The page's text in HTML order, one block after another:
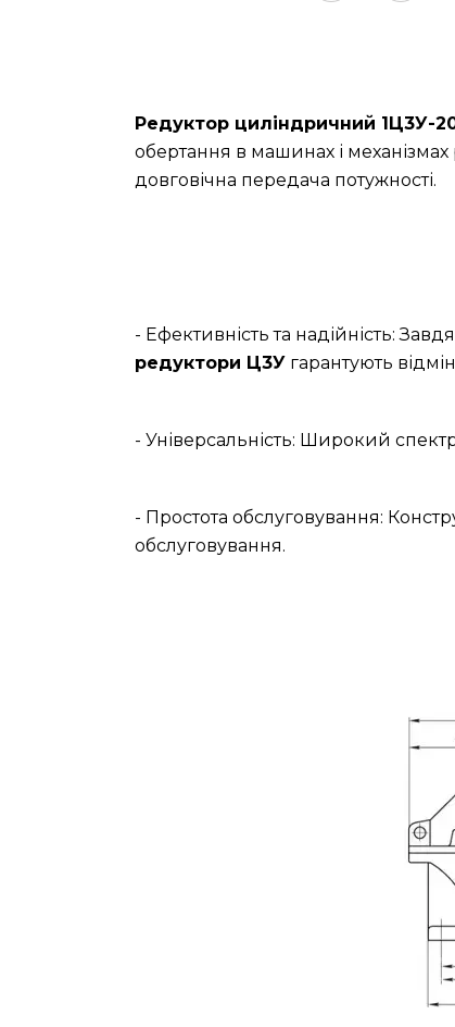
Редуктор циліндричний 1Ц3У-
обертання в машинах і
довговічна передача потужності.
- Ефективність та надійність:
редуктори Ц3Угарантують
- Універсальність: Широкий
- Простота обслуговування:
обслуговування.